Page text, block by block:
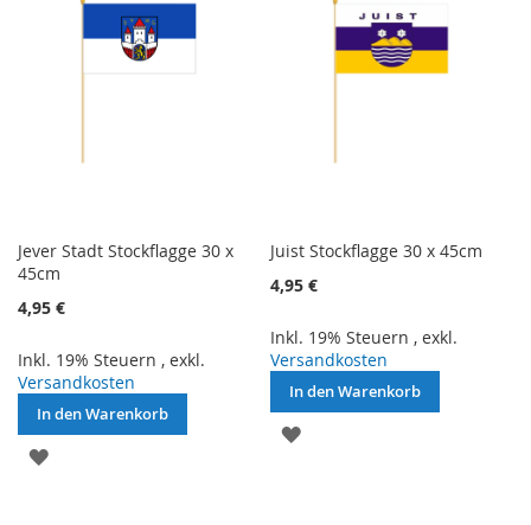
Jever Stadt Stockflagge 30 x
45cm
4,95 €
Inkl. 19% Steuern , exkl.
Versandkosten
In den Warenkorb
ZUR
Juist Stockflagge 30 x 45cm
4,95 €
Inkl. 19% Steuern ,exkl.
Versandkosten
In den Warenkorb
ZUR